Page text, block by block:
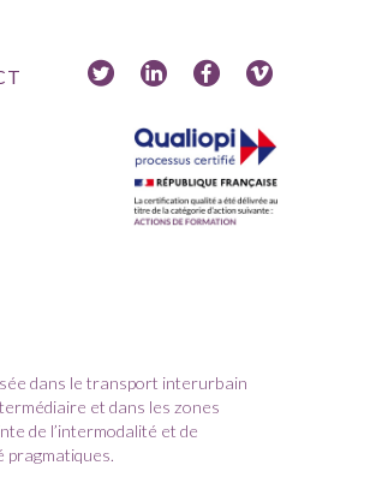
dans le transport interurbain
et dans les zones
de l’intermodalité et de
pragmatiques.